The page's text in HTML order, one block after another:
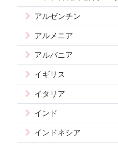
アルゼンチン
アルメニア
アルバニア
イギリス
イタリア
インド
インドネシア